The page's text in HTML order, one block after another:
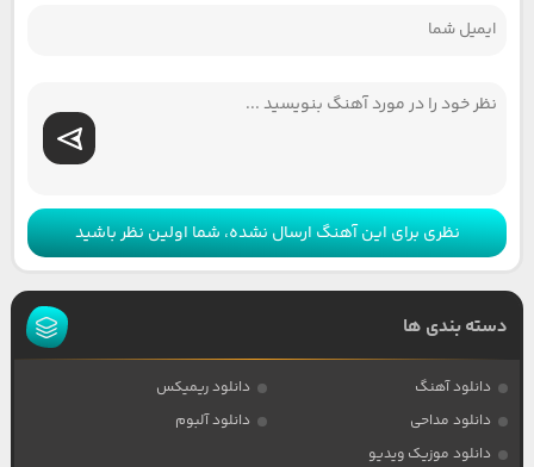
نظری برای این آهنگ ارسال نشده، شما اولین نظر باشید
دسته بندی ها
دانلود آهنگ
دانلود ریمیکس
دانلود مداحی
دانلود آلبوم
دانلود موزیک ویدیو